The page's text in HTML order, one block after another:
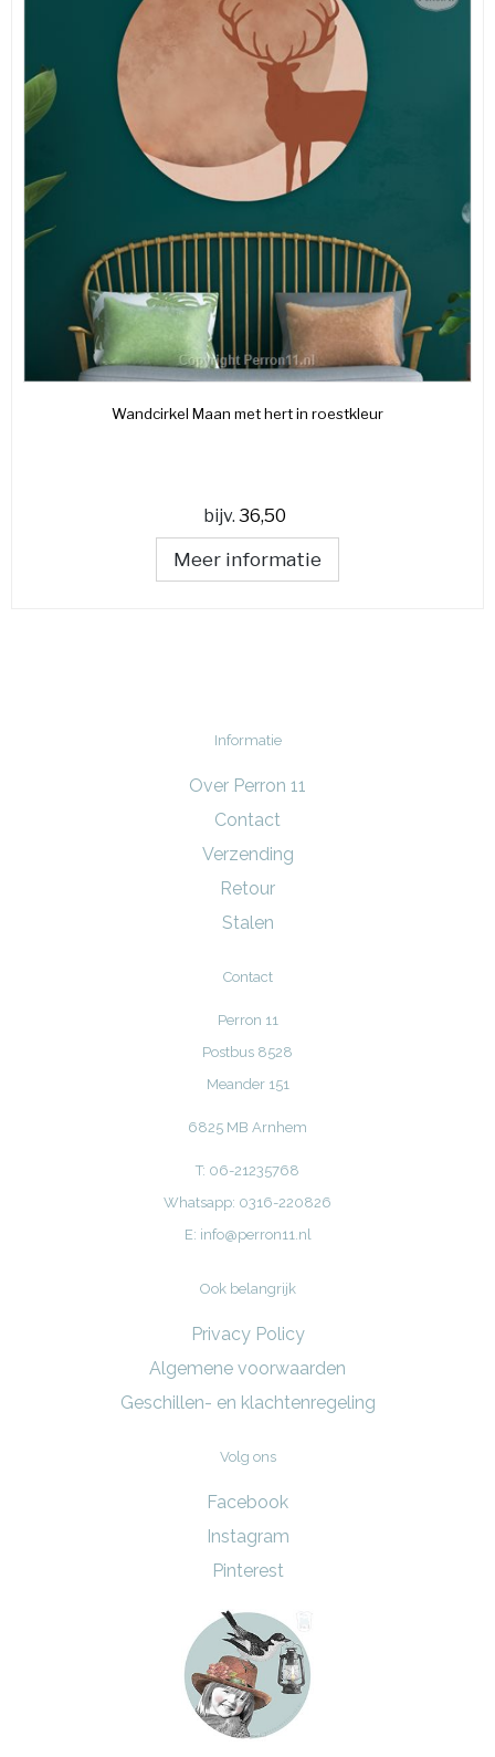
Wandcirkel Maan met hert in roestkleur
bijv. 36,50
Meer informatie
Informatie
Over Perron 11
Contact
Verzending
Retour
Stalen
Contact
Perron 11
Postbus 8528
Meander 151
6825 MB Arnhem
T: 06-21235768
Whatsapp: 0316-220826
E: info@perron11.nl
Ook belangrijk
Privacy Policy
Algemene voorwaarden
Geschillen- en klachtenregeling
Volg ons
Facebook
Instagram
Pinterest